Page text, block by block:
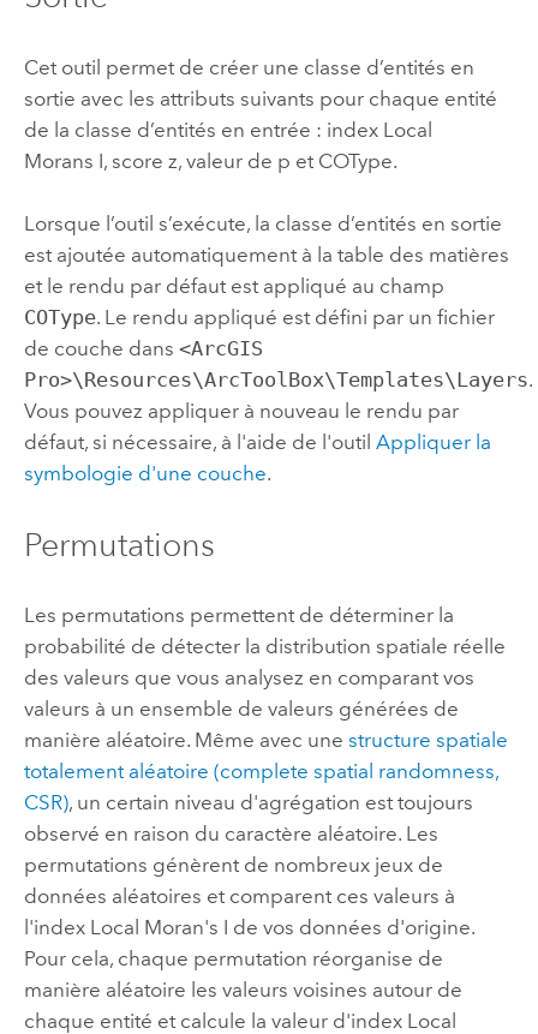
Cet outil permet de créer une classe d’entités en
sortie avec les attributs suivants pour chaque entité
de la classe d’entités en entrée : index Local
Morans I, score z, valeur de p et COType.
Lorsque l’outil s’exécute, la classe d’entités en sortie
est ajoutée automatiquement à la table des matières
et le rendu par défaut est appliqué au champ
COType. Le rendu appliqué est défini par un fichier
de couche dans <ArcGIS
Pro>\Resources\ArcToolBox\Templates\Layers.
Vous pouvez appliquer à nouveau le rendu par
défaut, si nécessaire, à l'aide de l'outil Appliquer la
symbologie d'une couche.
Permutations
Les permutations permettent de déterminer la
probabilité de détecter la distribution spatiale réelle
des valeurs que vous analysez en comparant vos
valeurs à un ensemble de valeurs générées de
manière aléatoire. Même avec une structure spatiale
totalement aléatoire (complete spatial randomness,
CSR), un certain niveau d'agrégation est toujours
observé en raison du caractère aléatoire. Les
permutations génèrent de nombreux jeux de
données aléatoires et comparent ces valeurs à
l'index Local Moran's I de vos données d'origine.
Pour cela, chaque permutation réorganise de
manière aléatoire les valeurs voisines autour de
chaque entité et calcule la valeur d'index Local